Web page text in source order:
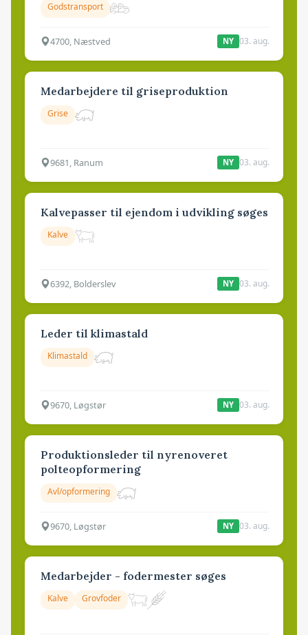
Godstransport
4700, Næstved NY 03. aug.
Medarbejdere til griseproduktion
Grise
9681, Ranum NY 03. aug.
Kalvepasser til ejendom i udvikling søges
Kalve
6392, Bolderslev NY 03. aug.
Leder til klimastald
Klimastald
9670, Løgstør NY 03. aug.
Produktionsleder til nyrenoveret
polteopformering
Avl/opformering
9670, Løgstør NY 03. aug.
Medarbejder - fodermester søges
Kalve Grovfoder